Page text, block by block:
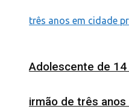
Adolescente de
irmão de três anos